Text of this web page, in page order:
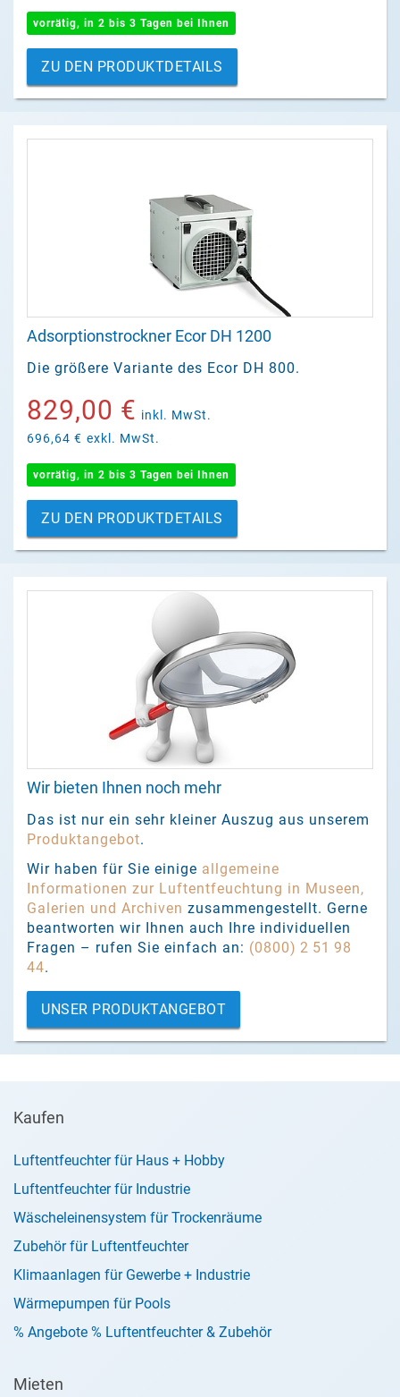
vorrätig, in 2 bis 3 Tagen bei Ihnen
ZU DEN PRODUKTDETAILS
Adsorptionstrockner Ecor DH 1200
Die größere Variante des Ecor DH 800.
829,00 € inkl. MwSt.
696,64 € exkl. MwSt.
vorrätig, in 2 bis 3 Tagen bei Ihnen
ZU DEN PRODUKTDETAILS
Wir bieten Ihnen noch mehr
Das ist nur ein sehr kleiner Auszug aus unserem
Produktangebot.
Wir haben für Sie einige allgemeine
Informationen zur Luftentfeuchtung in Museen,
Galerien und Archiven zusammengestellt. Gerne
beantworten wir Ihnen auch Ihre individuellen
Fragen – rufen Sie einfach an: (0800) 2 51 98
44.
UNSER PRODUKTANGEBOT
Kaufen
Luftentfeuchter für Haus + Hobby
Luftentfeuchter für Industrie
Wäscheleinensystem für Trockenräume
Zubehör für Luftentfeuchter
Klimaanlagen für Gewerbe + Industrie
Wärmepumpen für Pools
% Angebote % Luftentfeuchter & Zubehör
Mieten